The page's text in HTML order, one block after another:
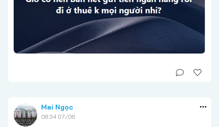
Mai Ngọc
08:34 07/08